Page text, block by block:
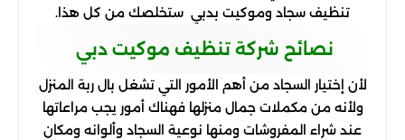
تنظيف سجاد وموكيت بدبي ستخلصك من كل هذا.
نصائح شركة تنظيف موكيت دبي
لأن إختيار السجاد من أهم الأمور التي تشغل بال ربة المنزل
ولأنه من مكملات جمال منزلها فهناك أمور يجب مراعاتها
عند شراء المفروشات ومنها نوعية السجاد وألوانه ومكان